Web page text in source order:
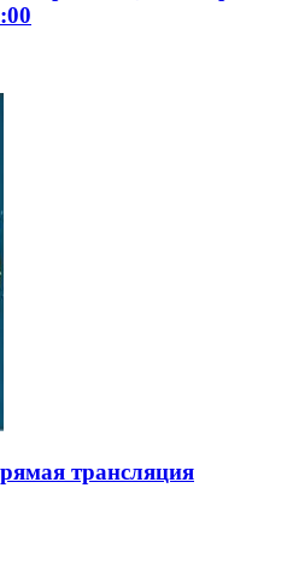
трансляция